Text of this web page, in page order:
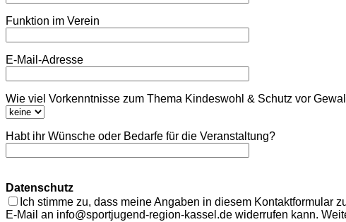
Funktion im Verein
E-Mail-Adresse
Wie viel Vorkenntnisse zum Thema Kindeswohl & Schutz vor
Habt ihr Wünsche oder Bedarfe für die Veranstaltung?
Datenschutz
Ich stimme zu, dass meine Angaben in diesem Kontaktformular
E-Mail an info@sportjugend-region-kassel.de widerrufen kann.